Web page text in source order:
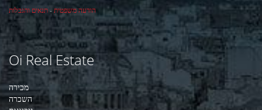
הודעה משפטית-תנאים והגבלות
Oi Real Estate
מכירה
השכרה